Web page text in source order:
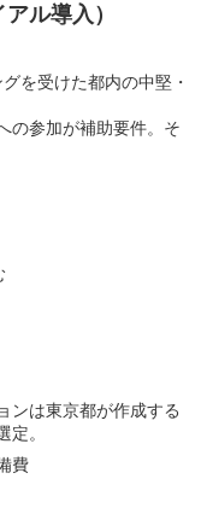
ル導入）
を受けた都内の中堅・
の参加が補助要件。そ
ンは東京都が作成する
定。
費